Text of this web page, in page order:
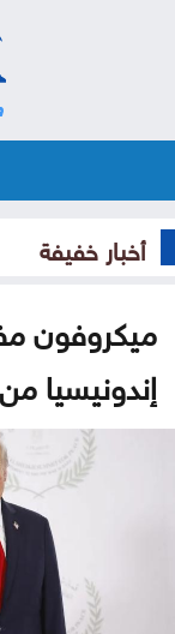
أخبار خفيفة
ميكروفون
إندونيسيا